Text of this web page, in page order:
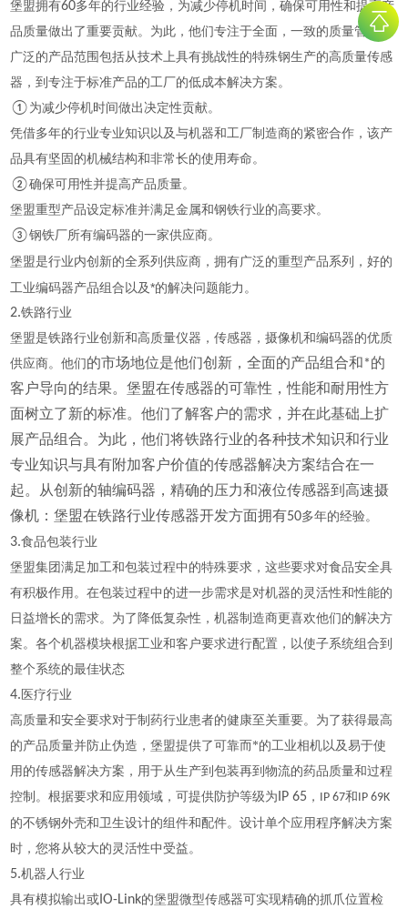
堡盟拥有60多年的行业经验，为减少停机时间，确保可用性和提高产
品质量做出了重要贡献。为此，他们专注于全面，一致的质量管理。
广泛的产品范围包括从技术上具有挑战性的特殊钢生产的高质量传感
器，到专注于标准产品的工厂的低成本解决方案。
① 为减少停机时间做出决定性贡献。
凭借多年的行业专业知识以及与机器和工厂制造商的紧密合作，该产
品具有坚固的机械结构和非常长的使用寿命。
②确保可用性并提高产品质量。
堡盟重型产品设定标准并满足金属和钢铁行业的高要求。
③钢铁厂所有编码器的一家供应商。
堡盟是行业内创新的全系列供应商，拥有广泛的重型产品系列，好的
工业编码器产品组合以及*的解决问题能力。
2.铁路行业
堡盟是铁路行业创新和高质量仪器，传感器，摄像机和编码器的优质
供应商。他们 的市场地位是他们创新，全面的产品组合和*的
客户导向的结果。堡盟在传感器的可靠性，性能和耐用性方
面树立了新的标准。他们了解客户的需求，并在此基础上扩
展产品组合。为此，他们将铁路行业的各种技术知识和行业
专业知识与具有附加客户价值的传感器解决方案结合在一
起。从创新的轴编码器，精确的压力和液位传感器到高速摄
像机：堡盟在铁路行业传感器开发方面拥有50多年的经验。
3.食品包装行业
堡盟集团满足加工和包装过程中的特殊要求，这些要求对食品安全具
有积极作用。在包装过程中的进一步需求是对机器的灵活性和性能的
日益增长的需求。为了降低复杂性，机器制造商更喜欢他们的解决方
案。各个机器模块根据工业和客户要求进行配置，以使子系统组合到
整个系统的最佳状态
4. 医疗行业
高质量和安全要求对于制药行业患者的健康至关重要。为了获得最高
的产品质量并防止伪造，堡盟提供了可靠而*的工业相机以及易于使
用的传感器解决方案，用于从生产到包装再到物流的药品质量和过程
控制。根据要求和应用领域，可提供防护等级为 IP 65 ， IP 67和 IP 69K
的不锈钢外壳和卫生设计的组件和配件。设计单个应用程序解决方案
时，您将从较大的灵活性中受益。
5.机器人行业
具有模拟输出或 IO-Link的堡盟微型传感器可实现精确的抓爪位置检